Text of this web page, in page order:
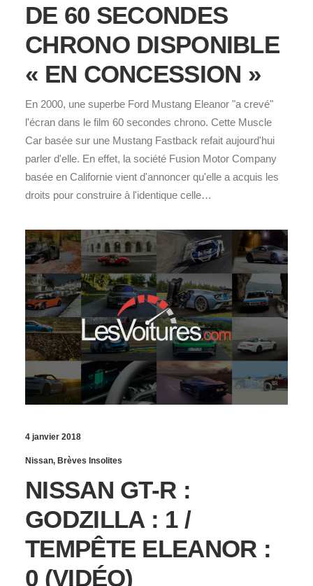
DE 60 SECONDES
CHRONO DISPONIBLE
« EN CONCESSION »
En 2000, une superbe Ford Mustang Eleanor "a crevé"
l'écran dans le film 60 secondes chrono. Cette Muscle
Car basée sur une Mustang Fastback refait aujourd'hui
parler d'elle. En effet, la société Fusion Motor Company
basée en Californie vient d'annoncer qu'elle a acquis les
droits pour construire à l'identique celle…
4 janvier 2018
Nissan, Brèves Insolites
NISSAN GT-R :
GODZILLA : 1 /
TEMPÊTE ELEANOR :
0 (VIDÉO)